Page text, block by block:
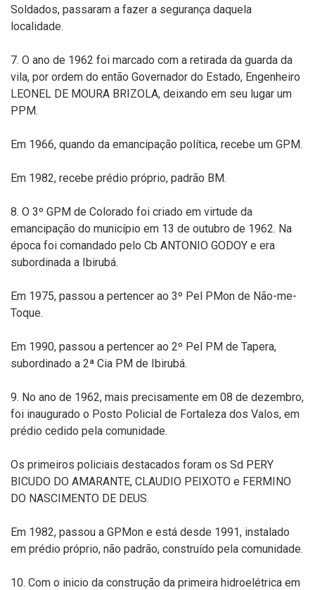
Soldados, passaram a fazer a segurança daquela
localidade.
7. O ano de 1962 foi marcado com a retirada da guarda da
vila, por ordem do então Governador do Estado, Engenheiro
LEONEL DE MOURA BRIZOLA, deixando em seu lugar um
PPM.
Em 1966, quando da emancipação política, recebe um GPM.
Em 1982, recebe prédio próprio, padrão BM.
8. O 3º GPM de Colorado foi criado em virtude da
emancipação do município em 13 de outubro de 1962. Na
época foi comandado pelo Cb ANTONIO GODOY e era
subordinada a Ibirubá.
Em 1975, passou a pertencer ao 3º Pel PMon de Não-me-
Toque.
Em 1990, passou a pertencer ao 2º Pel PM de Tapera,
subordinado a 2ª Cia PM de Ibirubá.
9. No ano de 1962, mais precisamente em 08 de dezembro,
foi inaugurado o Posto Policial de Fortaleza dos Valos, em
prédio cedido pela comunidade.
Os primeiros policiais destacados foram os Sd PERY
BICUDO DO AMARANTE, CLAUDIO PEIXOTO e FERMINO
DO NASCIMENTO DE DEUS.
Em 1982, passou a GPMon e está desde 1991, instalado
em prédio próprio, não padrão, construído pela comunidade.
10. Com o inicio da construção da primeira hidroelétrica em